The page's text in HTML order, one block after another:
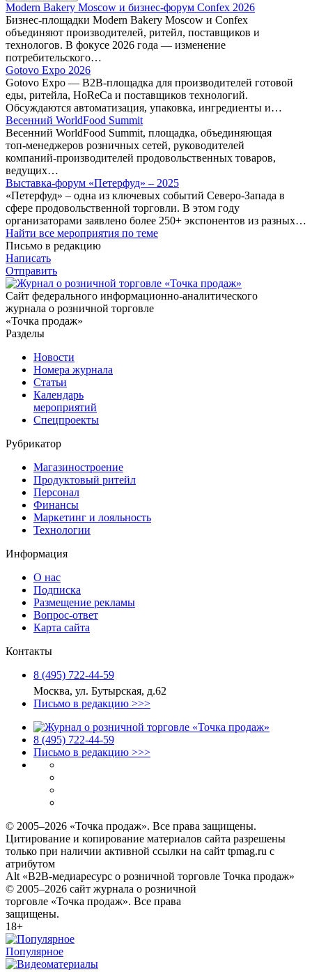
Modern Bakery Moscow и бизнес-форум Confex 2026
Бизнес-площадки Modern Bakery Moscow и Confex
объединяют производителей, ритейл, поставщиков и
технологов. В фокусе 2026 года — изменение
потребительского…
Gotovo Expo 2026
Gotovo Expo — B2B-площадка для производителей готовой
еды, ритейла, HoReCa и поставщиков технологий.
Обсуждаются автоматизация, упаковка, ингредиенты и…
Весенний WorldFood Summit
Весенний WorldFood Summit, площадка, объединяющая
топ‑менеджеров розничных сетей, руководителей
компаний‑производителей продовольственных товаров,
ведущих…
Выставка-форум «Петерфуд» – 2025
«Петерфуд» – одна из ключевых событий Северо-Запада в
сфере продовольственной торговли. В этом году
организаторами заявлено более 250+ экспонентов из разных…
Найти все мероприятия по теме
Письмо в редакцию
Написать
Отправить
Сайт федерального информационно-аналитического
журнала о розничной торговле
«Точка продаж»
Разделы
Новости
Номера журнала
Статьи
Календарь
мероприятий
Спецпроекты
Рубрикатор
Магазиностроение
Продуктовый ритейл
Персонал
Финансы
Маркетинг и лояльность
Технологии
Информация
О нас
Подписка
Размещение рекламы
Вопрос-ответ
Карта сайта
Контакты
8 (495) 722‑44‑59
Москва, ул. Бутырская, д.62
Письмо в редакцию >>>
8 (495) 722‑44‑59
Письмо в редакцию >>>
© 2005–2026 «Точка продаж». Все права защищены.
Цитирование и копирование материалов сайта разрешены
только при наличии активной ссылки на сайт tpmag.ru с
атрибутом
Alt «B2B-медиаресурс о розничной торговле Точка продаж»
© 2005–2026 сайт журнала о розничной
торговле «Точка продаж». Все права
защищены.
18+
Популярное